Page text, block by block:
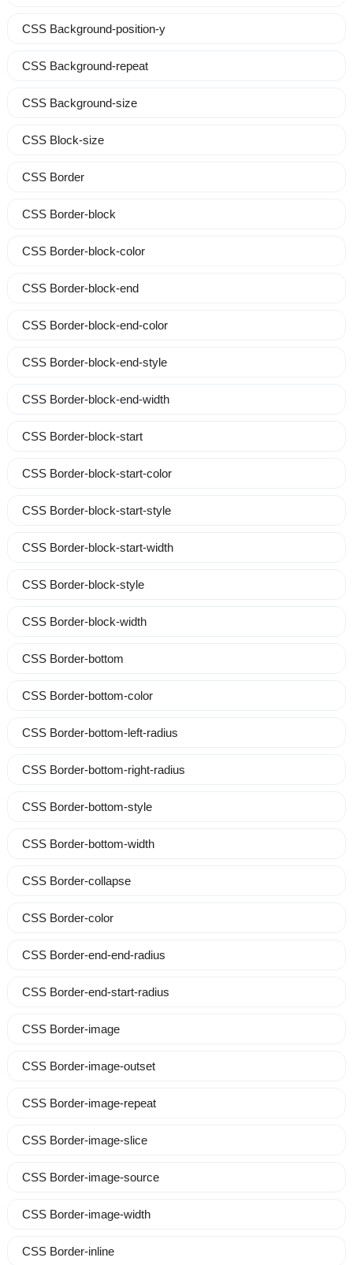
CSS Background-position-y
CSS Background-repeat
CSS Background-size
CSS Block-size
CSS Border
CSS Border-block
CSS Border-block-color
CSS Border-block-end
CSS Border-block-end-color
CSS Border-block-end-style
CSS Border-block-end-width
CSS Border-block-start
CSS Border-block-start-color
CSS Border-block-start-style
CSS Border-block-start-width
CSS Border-block-style
CSS Border-block-width
CSS Border-bottom
CSS Border-bottom-color
CSS Border-bottom-left-radius
CSS Border-bottom-right-radius
CSS Border-bottom-style
CSS Border-bottom-width
CSS Border-collapse
CSS Border-color
CSS Border-end-end-radius
CSS Border-end-start-radius
CSS Border-image
CSS Border-image-outset
CSS Border-image-repeat
CSS Border-image-slice
CSS Border-image-source
CSS Border-image-width
CSS Border-inline